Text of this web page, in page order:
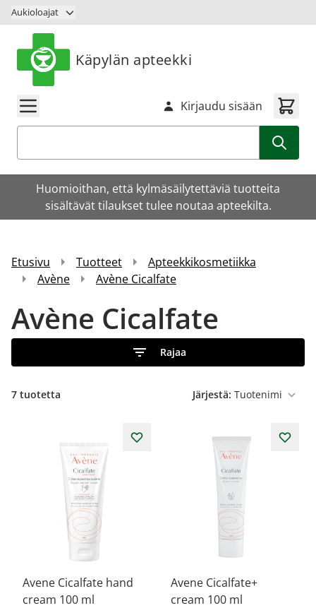
Siirry sisältöön
Aukioloajat
Käpylän apteekki
Kirjaudu sisään
Huomioithan, että kylmäsäilytettäviä tuotteita
sisältävät tilaukset tulee noutaa apteekilta.
Etusivu Tuotteet
Apteekkikosmetiikka
Avène
Avène Cicalfate
Avène Cicalfate
Rajaa
7 tuotetta Järjestä:
Avene Cicalfate hand
cream 100 ml
Avene Cicalfate+
cream 100 ml